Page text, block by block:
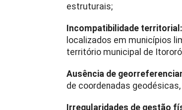
estruturais;
Incompatibilidade territorial:
localizados em municípios
território municipal de
Ausência de
de coordenadas
Irregularidades de gestão